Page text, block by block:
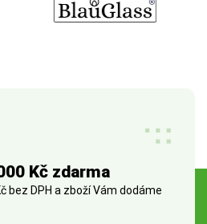
Kč zdarma
bez DPH a zboží Vám dodáme